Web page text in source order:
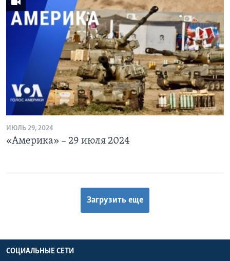
ИЮЛЬ 29, 2024
«Америка» – 29 июля 2024
Загрузить еще
СОЦИАЛЬНЫЕ СЕТИ